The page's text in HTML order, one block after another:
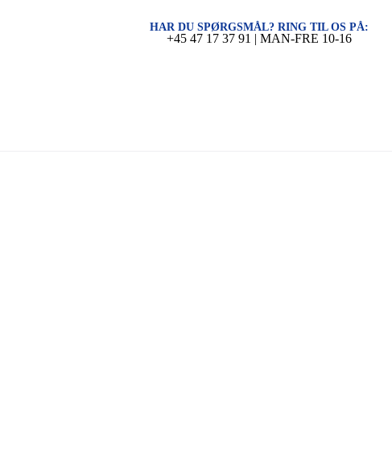
HAR DU SPØRGSMÅL? RING TIL OS PÅ:
+45 47 17 37 91 | MAN-FRE 10-16